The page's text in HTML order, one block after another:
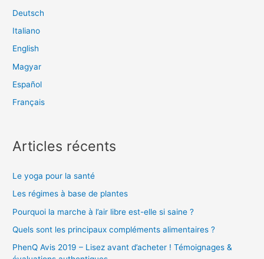
Deutsch
Italiano
English
Magyar
Español
Français
Articles récents
Le yoga pour la santé
Les régimes à base de plantes
Pourquoi la marche à l’air libre est-elle si saine ?
Quels sont les principaux compléments alimentaires ?
PhenQ Avis 2019 – Lisez avant d’acheter ! Témoignages &